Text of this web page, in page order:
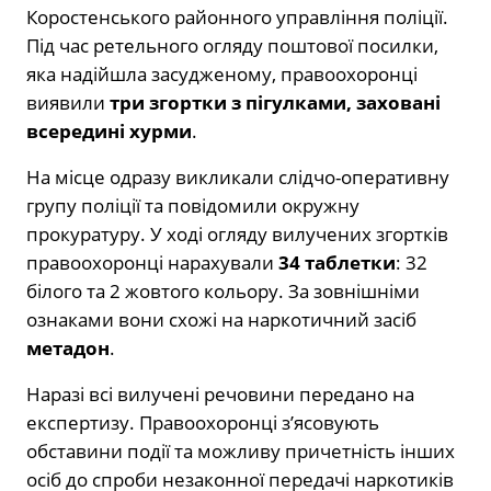
Коростенського районного управління поліції.
Під час ретельного огляду поштової посилки,
яка надійшла засудженому, правоохоронці
виявили три згортки з пігулками, заховані
всередині хурми.
На місце одразу викликали слідчо-оперативну
групу поліції та повідомили окружну
прокуратуру. У ході огляду вилучених згортків
правоохоронці нарахували 34 таблетки: 32
білого та 2 жовтого кольору. За зовнішніми
ознаками вони схожі на наркотичний засіб
метадон.
Наразі всі вилучені речовини передано на
експертизу. Правоохоронці з’ясовують
обставини події та можливу причетність інших
осіб до спроби незаконної передачі наркотиків